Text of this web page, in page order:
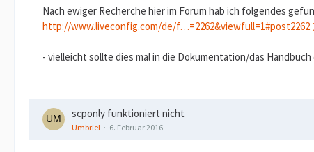
Nach ewiger Recherche hier im Forum hab ich folgendes
http://www.liveconfig.com/de/f…=2262&viewfull=1#post2262
- vielleicht sollte dies mal in die Dokumentation/das
scponly funktioniert nicht
Umbriel 6. Februar 2016